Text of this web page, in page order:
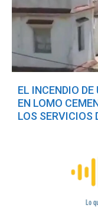
EL INCENDIO
EN LOMO
LOS SERVICIOS